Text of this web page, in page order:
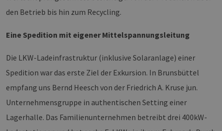
den Betrieb bis hin zum Recycling.
Eine Spedition mit eigener Mittelspannungsleitung
Die LKW-Ladeinfrastruktur (inklusive Solaranlage) einer
Spedition war das erste Ziel der Exkursion. In Brunsbüttel
empfang uns Bernd Heesch von der Friedrich A. Kruse jun.
Unternehmensgruppe in authentischen Setting einer
Lagerhalle. Das Familienunternehmen betreibt drei 400kW-